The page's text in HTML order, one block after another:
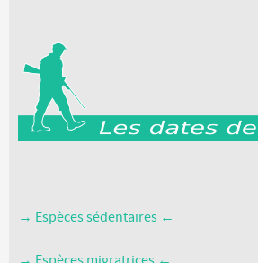
→ Espèces sédentaires ←